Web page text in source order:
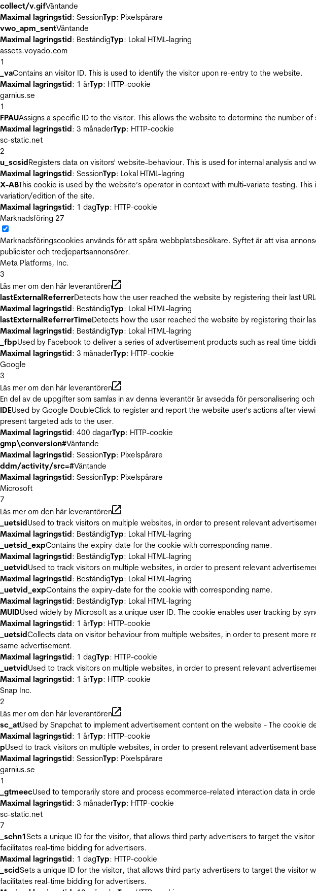
collect/v.gifVäntande
Maximal lagringstid: SessionTyp: Pixelspårare
vwo_apm_sentVäntande
Maximal lagringstid: BeständigTyp: Lokal HTML-lagring
assets.voyado.com
1
_vaContains an visitor ID. This is used to identify the visitor upon re-entry to the website.
Maximal lagringstid: 1 årTyp: HTTP-cookie
garnius.se
1
FPAUAssigns a specific ID to the visitor. This allows the website to determine the number
Maximal lagringstid: 3 månaderTyp: HTTP-cookie
sc-static.net
2
u_scsidRegisters data on visitors' website-behaviour. This is used for internal analysis and
Maximal lagringstid: SessionTyp: Lokal HTML-lagring
X-ABThis cookie is used by the website’s operator in context with multi-variate testing.
variation/edition of the site.
Maximal lagringstid: 1 dagTyp: HTTP-cookie
Marknadsföring 27
Marknadsföringscookies används för att spåra webbplatsbesökare. Syftet är att visa
publicister och tredjepartsannonsörer.
Meta Platforms, Inc.
3
Läs mer om den här leverantören
lastExternalReferrerDetects how the user reached the website by registering their last
Maximal lagringstid: BeständigTyp: Lokal HTML-lagring
lastExternalReferrerTimeDetects how the user reached the website by registering their
Maximal lagringstid: BeständigTyp: Lokal HTML-lagring
_fbpUsed by Facebook to deliver a series of advertisement products such as real time
Maximal lagringstid: 3 månaderTyp: HTTP-cookie
Google
3
Läs mer om den här leverantören
En del av de uppgifter som samlas in av denna leverantör är avsedda för personalisering
IDEUsed by Google DoubleClick to register and report the website user's actions after
present targeted ads to the user.
Maximal lagringstid: 400 dagarTyp: HTTP-cookie
gmp\conversion#Väntande
Maximal lagringstid: SessionTyp: Pixelspårare
ddm/activity/src=#Väntande
Maximal lagringstid: SessionTyp: Pixelspårare
Microsoft
7
Läs mer om den här leverantören
_uetsidUsed to track visitors on multiple websites, in order to present relevant
Maximal lagringstid: BeständigTyp: Lokal HTML-lagring
_uetsid_expContains the expiry-date for the cookie with corresponding name.
Maximal lagringstid: BeständigTyp: Lokal HTML-lagring
_uetvidUsed to track visitors on multiple websites, in order to present relevant
Maximal lagringstid: BeständigTyp: Lokal HTML-lagring
_uetvid_expContains the expiry-date for the cookie with corresponding name.
Maximal lagringstid: BeständigTyp: Lokal HTML-lagring
MUIDUsed widely by Microsoft as a unique user ID. The cookie enables user tracking by
Maximal lagringstid: 1 årTyp: HTTP-cookie
_uetsidCollects data on visitor behaviour from multiple websites, in order to present more
same advertisement.
Maximal lagringstid: 1 dagTyp: HTTP-cookie
_uetvidUsed to track visitors on multiple websites, in order to present relevant
Maximal lagringstid: 1 årTyp: HTTP-cookie
Snap Inc.
2
Läs mer om den här leverantören
sc_atUsed by Snapchat to implement advertisement content on the website - The
Maximal lagringstid: 1 årTyp: HTTP-cookie
pUsed to track visitors on multiple websites, in order to present relevant advertisement
Maximal lagringstid: SessionTyp: Pixelspårare
garnius.se
1
_gtmeecUsed to temporarily store and process ecommerce-related interaction data in
Maximal lagringstid: 3 månaderTyp: HTTP-cookie
sc-static.net
7
_schn1Sets a unique ID for the visitor, that allows third party advertisers to target the
facilitates real-time bidding for advertisers.
Maximal lagringstid: 1 dagTyp: HTTP-cookie
_scidSets a unique ID for the visitor, that allows third party advertisers to target the
facilitates real-time bidding for advertisers.